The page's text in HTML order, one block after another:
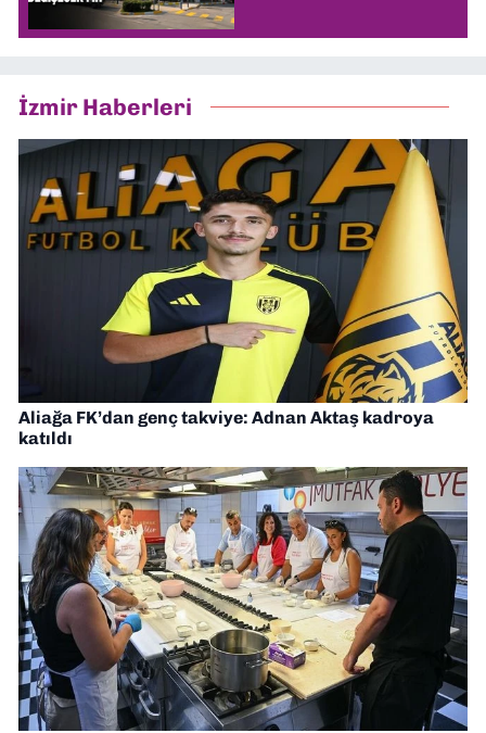
İzmir Haberleri
Aliağa FK’dan genç takviye: Adnan Aktaş kadroya
katıldı